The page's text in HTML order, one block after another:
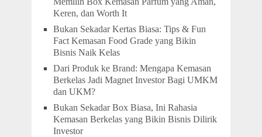
Keren, dan Worth It
Bukan Sekadar Kertas Biasa: Tips & Fun
Fact Kemasan Food Grade yang Bikin
Bisnis Naik Kelas
Dari Produk ke Brand: Mengapa Kemasan
Berkelas Jadi Magnet Investor Bagi UMKM
dan UKM?
Bukan Sekadar Box Biasa, Ini Rahasia
Kemasan Berkelas yang Bikin Bisnis Dilirik
Investor